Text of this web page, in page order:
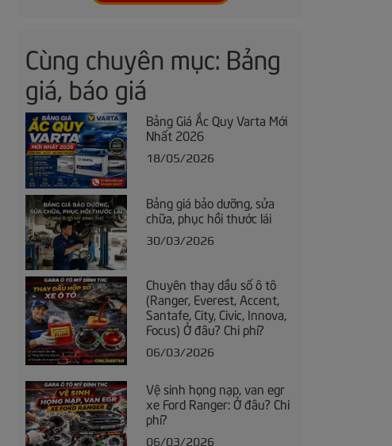
Cùng chuyên mục: Bảng
giá, báo giá
Bảng Giá Ắc Quy Varta Mới
Nhất 2026
18/05/2026
Bảng giá bảo dưỡng, sửa
chữa, phục hồi thước lái
30/03/2026
Chuyên thay dầu số ô tô
(Ranger, Everest, Accent,
Santafe, City, Civic, Innova,
Focus) Ở đâu? Chi phí?
06/03/2026
Vệ sinh họng nạp, van egr
xe Ford Ranger: Ở đâu? Chi
phí?
06/03/2026